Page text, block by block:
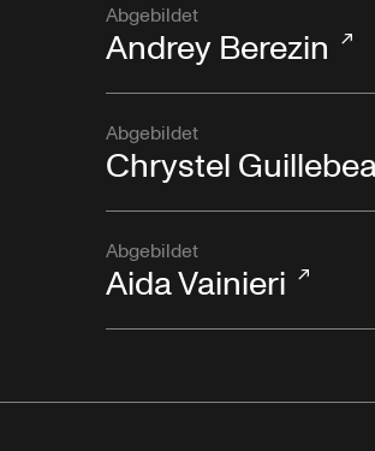
Abgebildet
Andrey Berezin
Abgebildet
Chrystel
Abgebildet
Aida Vainieri